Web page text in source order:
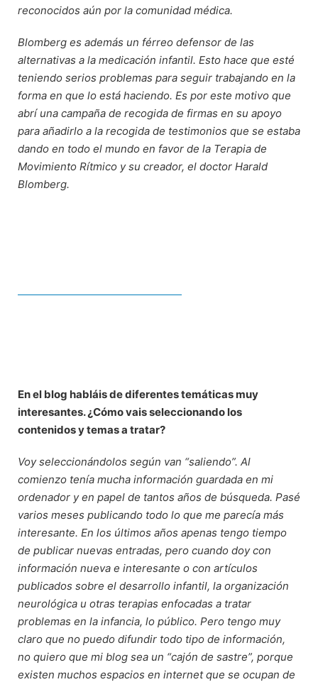
reconocidos aún por la comunidad médica.
Blomberg es además un férreo defensor de las
alternativas a la medicación infantil. Esto hace que esté
teniendo serios problemas para seguir trabajando en la
forma en que lo está haciendo. Es por este motivo que
abrí una campaña de recogida de firmas en su apoyo
para añadirlo a la recogida de testimonios que se estaba
dando en todo el mundo en favor de la Terapia de
Movimiento Rítmico y su creador, el doctor Harald
Blomberg.
En el blog habláis de diferentes temáticas muy
interesantes. ¿Cómo vais seleccionando los
contenidos y temas a tratar?
Voy seleccionándolos según van “saliendo”. Al
comienzo tenía mucha información guardada en mi
ordenador y en papel de tantos años de búsqueda. Pasé
varios meses publicando todo lo que me parecía más
interesante. En los últimos años apenas tengo tiempo
de publicar nuevas entradas, pero cuando doy con
información nueva e interesante o con artículos
publicados sobre el desarrollo infantil, la organización
neurológica u otras terapias enfocadas a tratar
problemas en la infancia, lo público. Pero tengo muy
claro que no puedo difundir todo tipo de información,
no quiero que mi blog sea un “cajón de sastre”, porque
existen muchos espacios en internet que se ocupan de